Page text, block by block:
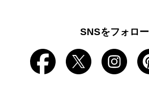
SNSをフォロー